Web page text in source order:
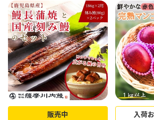
販売中 入荷